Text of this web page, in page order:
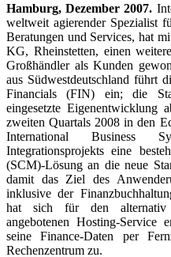
Hamburg, Dezember 2007.
weltweit agierender Spezialist
Beratungen und Services, hat
KG, Rheinstetten, einen
Großhändler als Kunden
aus Südwestdeutschland führt
Financials (FIN) ein; die
eingesetzte
zweiten Quartals 2008 in den
International Business
Integrationsprojekts eine
(SCM)-Lösung an die neue
damit das Ziel des
inklusive der
hat sich für den alternativ
angebotenen Hosting-
seine Finance-Daten per
Rechenzentrum zu.